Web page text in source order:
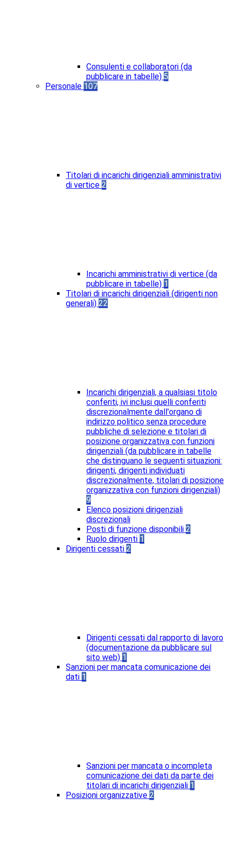
Consulenti e collaboratori (da
pubblicare in tabelle) 5
Personale 107
Titolari di incarichi dirigenziali amministrativi
di vertice 2
Incarichi amministrativi di vertice (da
pubblicare in tabelle) 1
Titolari di incarichi dirigenziali (dirigenti non
generali) 22
Incarichi dirigenziali, a qualsiasi titolo
conferiti, ivi inclusi quelli conferiti
discrezionalmente dall'organo di
indirizzo politico senza procedure
pubbliche di selezione e titolari di
posizione organizzativa con funzioni
dirigenziali (da pubblicare in tabelle
che distinguano le seguenti situazioni:
dirigenti, dirigenti individuati
discrezionalmente, titolari di posizione
organizzativa con funzioni dirigenziali)
9
Elenco posizioni dirigenziali
discrezionali
Posti di funzione disponibili 2
Ruolo dirigenti 1
Dirigenti cessati 2
Dirigenti cessati dal rapporto di lavoro
(documentazione da pubblicare sul
sito web) 1
Sanzioni per mancata comunicazione dei
dati 1
Sanzioni per mancata o incompleta
comunicazione dei dati da parte dei
titolari di incarichi dirigenziali 1
Posizioni organizzative 2